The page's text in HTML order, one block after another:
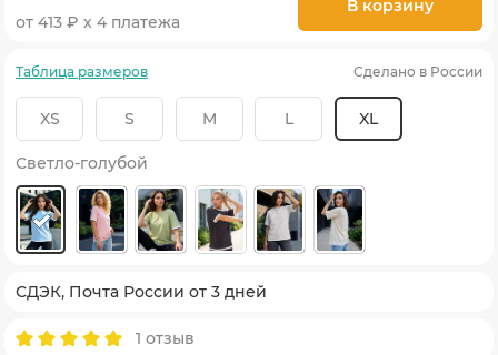
от 413 ₽ х 4 платежа
В корзину
Таблица размеров Сделано в России
XS S M L XL
Светло-голубой
СДЭК, Почта России от 3 дней
1 отзыв